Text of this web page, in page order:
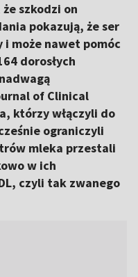
szkodzi on
pokazują, że ser
może nawet pomóc
dorosłych
of Clinical
którzy włączyli do
ograniczyli
mleka przestali
w ich
czyli tak zwanego